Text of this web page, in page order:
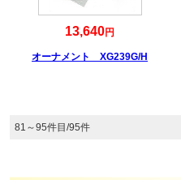
13,640円
オーナメント XG239G/H
81～95件目/95件